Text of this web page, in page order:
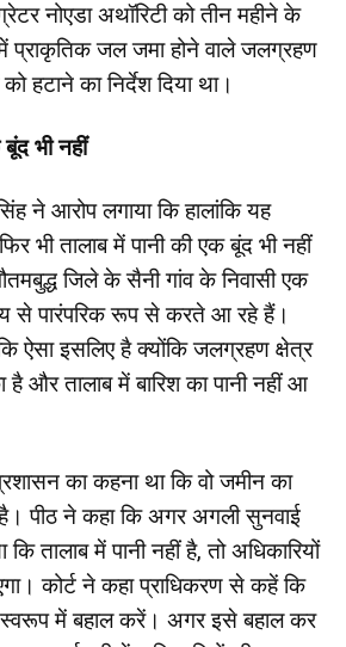
नोएडा अथॉरिटी को तीन महीने के
में प्राकृतिक जल जमा होने वाले जलग्रहण
हटाने का निर्देश दिया था।
भी नहीं
ने आरोप लगाया कि हालांकि यह
भी तालाब में पानी की एक बूंद भी नहीं
जिले के सैनी गांव के निवासी एक
से पारंपरिक रूप से करते आ रहे हैं।
ऐसा इसलिए है क्योंकि जलग्रहण क्षेत्र
है और तालाब में बारिश का पानी नहीं आ
का कहना था कि वो जमीन का
पीठ ने कहा कि अगर अगली सुनवाई
कि तालाब में पानी नहीं है, तो अधिकारियों
कोर्ट ने कहा प्राधिकरण से कहें कि
में बहाल करें। अगर इसे बहाल कर